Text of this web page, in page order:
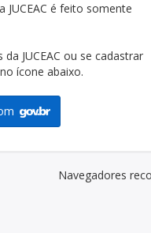
JUCEAC é feito somente
JUCEAC ou se cadastrar
ícone abaixo.
Navegadores